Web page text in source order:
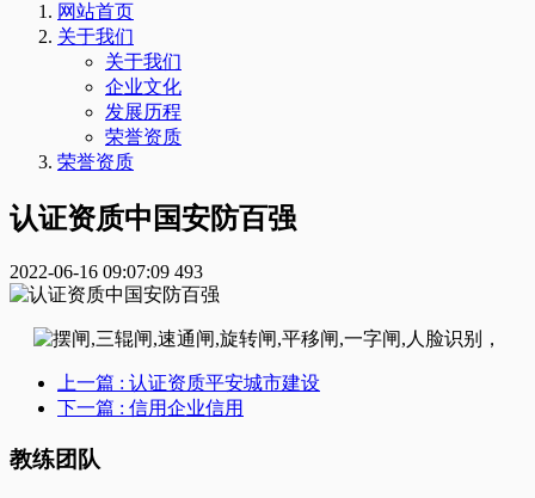
网站首页
关于我们
关于我们
企业文化
发展历程
荣誉资质
荣誉资质
认证资质中国安防百强
2022-06-16 09:07:09 493
上一篇 : 认证资质平安城市建设
下一篇 : 信用企业信用
教练团队